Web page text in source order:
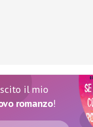
il mio
romanzo!